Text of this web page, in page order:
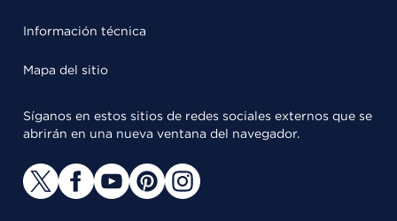
Información técnica
Mapa del sitio
Síganos en estos sitios de redes sociales externos que se
abrirán en una nueva ventana del navegador.